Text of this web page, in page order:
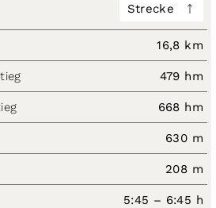
Strecke
16,8 km
479 hm
668 hm
630 m
208 m
5:45 – 6:45 h